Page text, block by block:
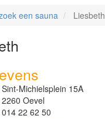
een sauna Liesbeth
Sint-Michielsplein 15A
2260 Oevel
014 22 62 50